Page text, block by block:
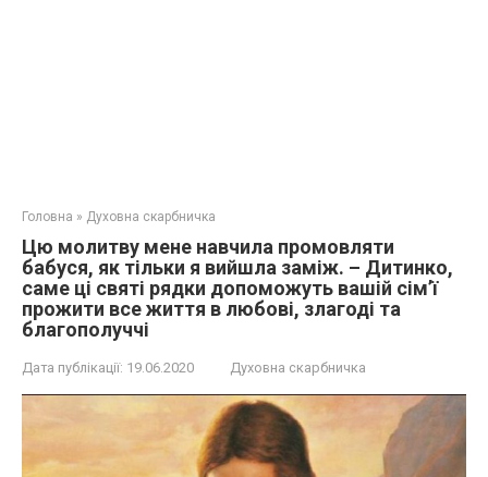
Головна » Духовна скарбничка
Цю молитву мене навчила промовляти
бабуся, як тільки я вийшла заміж. – Дитинко,
саме ці святі рядки допоможуть вашій сім’ї
прожити все життя в любові, злагоді та
благополуччі
Дата публікації: 19.06.2020 Духовна скарбничка